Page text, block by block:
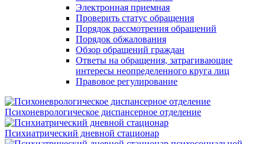
Электронная приемная
Проверить статус обращения
Порядок рассмотрения обращений
Порядок обжалования
Обзор обращений граждан
Ответы на обращения, затрагивающие
интересы неопределенного круга лиц
Правовое регулирование
Психоневрологическое диспансерное отделение
Психиатрический дневной стационар